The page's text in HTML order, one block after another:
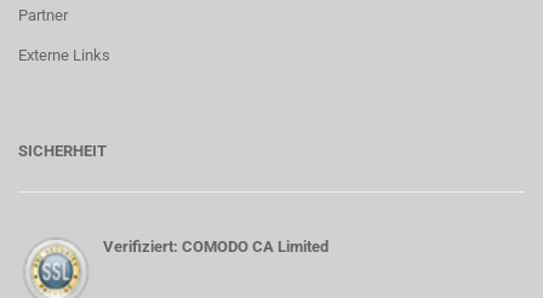
Partner
Externe Links
SICHERHEIT
Verifiziert: COMODO CA Limited